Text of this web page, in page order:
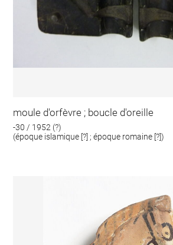
moule d'orfèvre ; boucle d'oreille
-30 / 1952 (?)
(époque islamique [?] ; époque romaine [?])